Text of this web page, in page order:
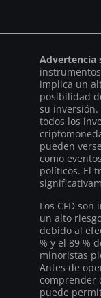
Advertencia
implica un
posibilidad
su inversión.
todos los
pueden
como
políticos. El
Los CFD
un alto
debido al
% y el 89 %
minoristas
Antes de
comprender
puede